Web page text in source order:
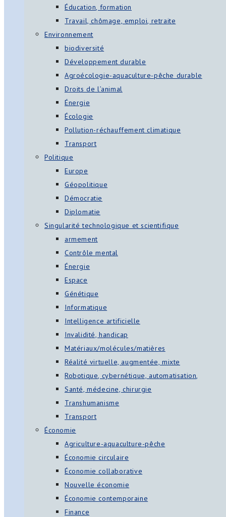
Éducation, formation
Travail, chômage, emploi, retraite
Environnement
biodiversité
Développement durable
Agroécologie-aquaculture-pêche durable
Droits de l’animal
Énergie
Écologie
Pollution-réchauffement climatique
Transport
Politique
Europe
Géopolitique
Démocratie
Diplomatie
Singularité technologique et scientifique
armement
Contrôle mental
Énergie
Espace
Génétique
Informatique
Intelligence artificielle
Invalidité, handicap
Matériaux/molécules/matières
Réalité virtuelle, augmentée, mixte
Robotique, cybernétique, automatisation,
Santé, médecine, chirurgie
Transhumanisme
Transport
Économie
Agriculture-aquaculture-pêche
Économie circulaire
Économie collaborative
Nouvelle économie
Économie contemporaine
Finance